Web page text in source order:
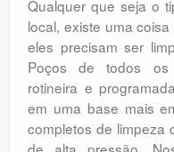
Qualquer que seja o
local, existe uma
eles precisam ser
Poços de todos os
rotineira e
em uma base mais
completos de limpeza